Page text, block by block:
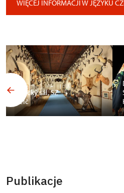
WIĘCEJ INFORMACJI W JĘZYKU
Africký sál, SZ
Telč
Publikacje